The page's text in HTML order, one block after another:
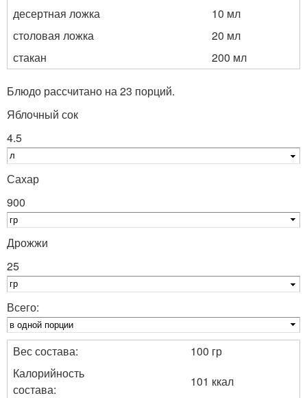
десертная ложка
10 мл
столовая ложка
20 мл
стакан
200 мл
Блюдо рассчитано на 23 порций.
Яблочный сок
4.5
Сахар
900
Дрожжи
25
Всего:
Вес состава:
100 гр
Калорийность
состава:
101 ккал